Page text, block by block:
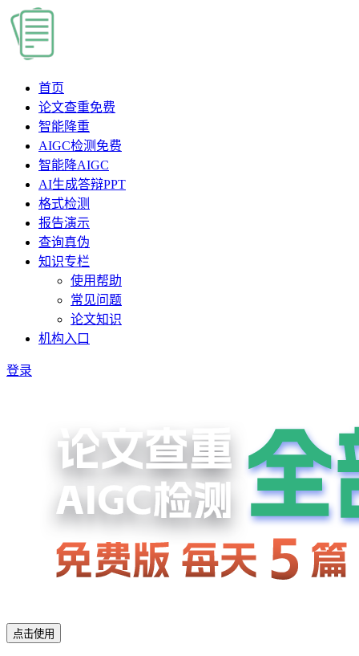
首页
论文查重免费
智能降重
AIGC检测 免费
智能降AIGC
AI生成答辩PPT
格式检测
报告演示
查询真伪
知识专栏
使用帮助
常见问题
论文知识
机构入口
登录
点击使用